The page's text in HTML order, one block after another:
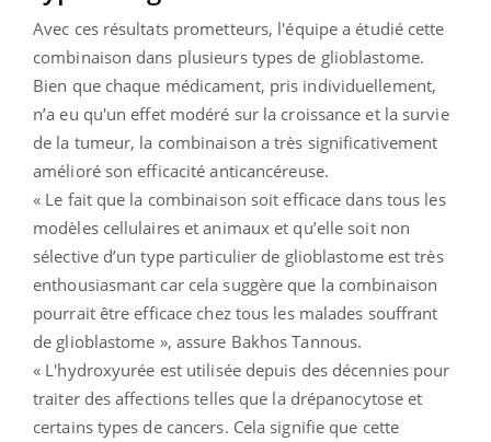
Avec ces résultats prometteurs, l'équipe a étudié cette
combinaison dans plusieurs types de glioblastome.
Bien que chaque médicament, pris individuellement,
n’a eu qu'un effet modéré sur la croissance et la survie
de la tumeur, la combinaison a très significativement
amélioré son efficacité anticancéreuse.
« Le fait que la combinaison soit efficace dans tous les
modèles cellulaires et animaux et qu’elle soit non
sélective d’un type particulier de glioblastome est très
enthousiasmant car cela suggère que la combinaison
pourrait être efficace chez tous les malades souffrant
de glioblastome », assure Bakhos Tannous.
« L'hydroxyurée est utilisée depuis des décennies pour
traiter des affections telles que la drépanocytose et
certains types de cancers. Cela signifie que cette